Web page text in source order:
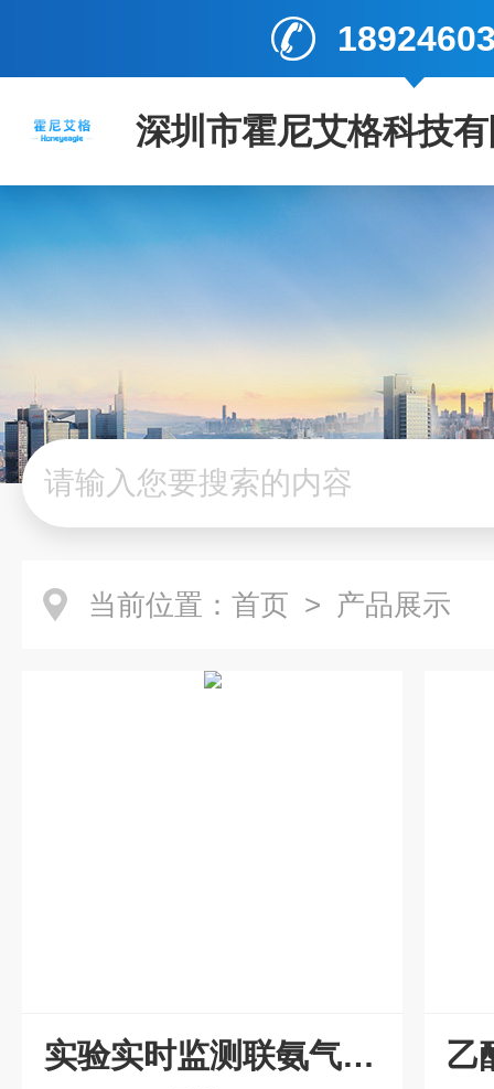
深圳市霍尼艾格科技
当前位置： 首页 > 产品展示
实验实时监测联氨气体模组 气体检测仪